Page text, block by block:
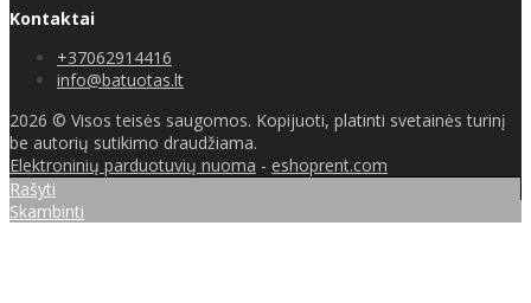
Kontaktai
+37062914416
info@batuotas.lt
2026 © Visos teisės saugomos. Kopijuoti, platinti svetainės turinį
be autorių sutikimo draudžiama.
Elektroninių parduotuvių nuoma - eshoprent.com
Rašyti
Skambinti